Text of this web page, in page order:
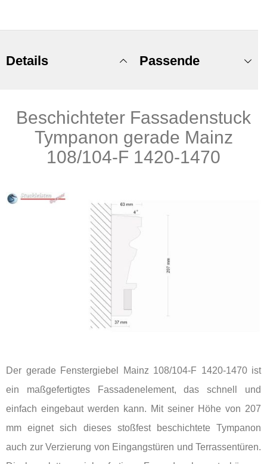
Details
Beschichteter Fassadenstuck
Tympanon gerade Mainz
108/104-F 1420-1470
Der gerade Fenstergiebel Mainz 108/104-F 1420-1470 ist
ein maßgefertigtes Fassadenelement, das schnell und
einfach eingebaut werden kann. Mit seiner Höhe von 207
mm eignet sich dieses stoßfest beschichtete Tympanon
auch zur Verzierung von Eingangstüren und Terrassentüren.
Passende
Produkte